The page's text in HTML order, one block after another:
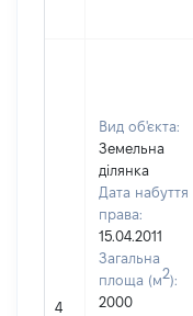
4
Вид об'єкта:
Земельна
ділянка
Дата набуття
права:
15.04.2011
Загальна
площа (м2):
2000